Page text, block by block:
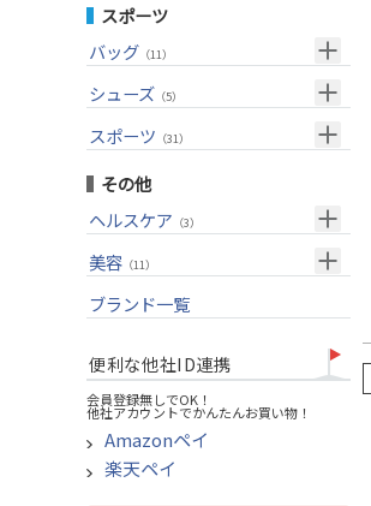
その他
シャフト（27）
グリップ（20）
パター(左用)
USモデル
ウェッジ(女性用)
パター(女性用)
チッパー(女性用)（2）
USモデル（1）
ドライバー
ユーティリティー
アイアンセット
アイアン単品
ウェッジ
パター
ゴルフバッグ
ゴルフシューズ
ウェア
その他
スポーツ
バッグ （11）
メンズ（10）
スーツケース
シューズ （5）
アクセサリー
スポーツ （31）
トレーニング
アウトドア
その他
ヘルスケア （3）
サポーター
美容 （11）
UVケア（11）
ブランド一覧
便利な他社ID連携
会員登録無しでOK！
他社アカウントでかんたんお買い物！
Amazonペイ
楽天ペイ